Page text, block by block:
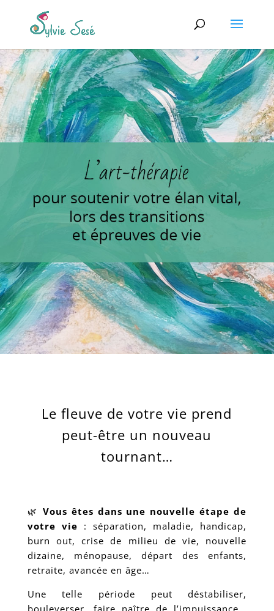
Le fleuve de votre vie prend
peut-être un nouveau
tournant…
🌿 Vous êtes dans une nouvelle étape de
votre vie : séparation, maladie, handicap,
burn out, crise de milieu de vie, nouvelle
dizaine, ménopause, départ des enfants,
retraite, avancée en âge…
Une telle période peut déstabiliser,
bouleverser, faire naître de l’impuissance…